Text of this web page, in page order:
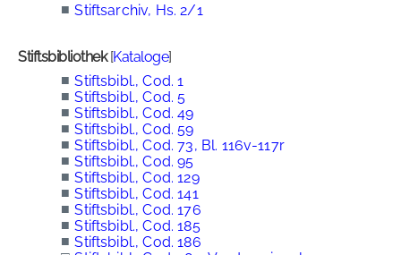
■ Stiftsarchiv, Hs. 2/1
Stiftsbibliothek[Kataloge]
■ Stiftsbibl., Cod. 1
■ Stiftsbibl., Cod. 5
■ Stiftsbibl., Cod. 49
■ Stiftsbibl., Cod. 59
■ Stiftsbibl., Cod. 73, Bl. 116v-117r
■ Stiftsbibl., Cod. 95
■ Stiftsbibl., Cod. 129
■ Stiftsbibl., Cod. 141
■ Stiftsbibl., Cod. 176
■ Stiftsbibl., Cod. 185
■ Stiftsbibl., Cod. 186